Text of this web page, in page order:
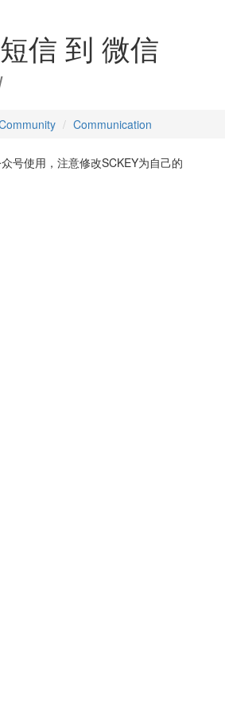
信 到 微信
Communication
号使用，注意修改SCKEY为自己的